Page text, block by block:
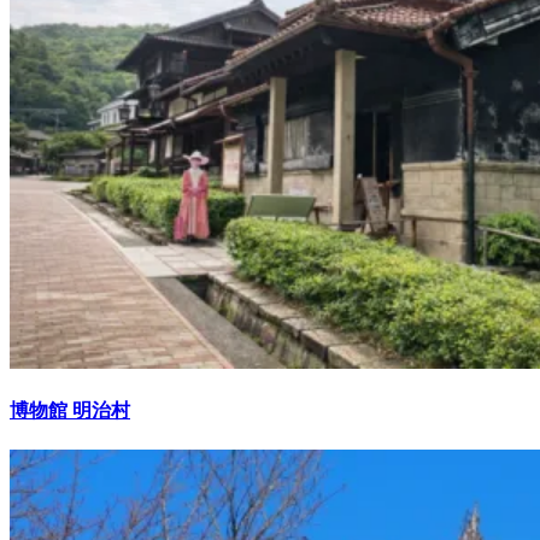
博物館 明治村